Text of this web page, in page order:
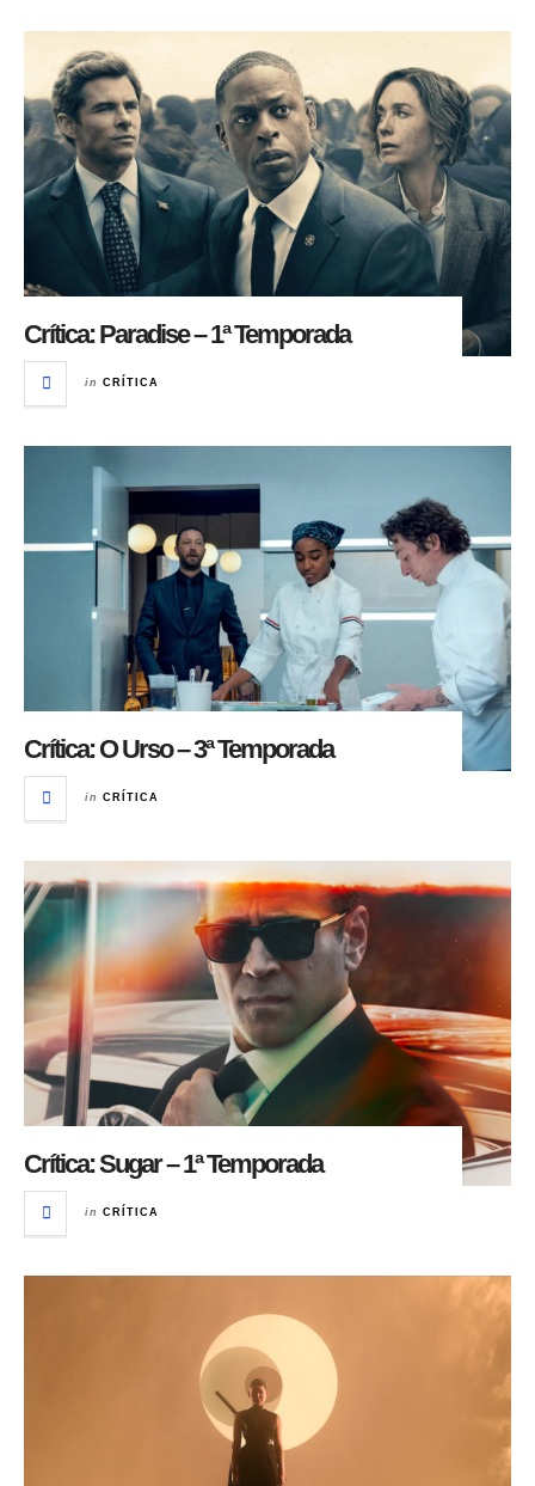
Crítica: Paradise – 1ª Temporada
in CRÍTICA
Crítica: O Urso – 3ª Temporada
in CRÍTICA
Crítica: Sugar – 1ª Temporada
in CRÍTICA